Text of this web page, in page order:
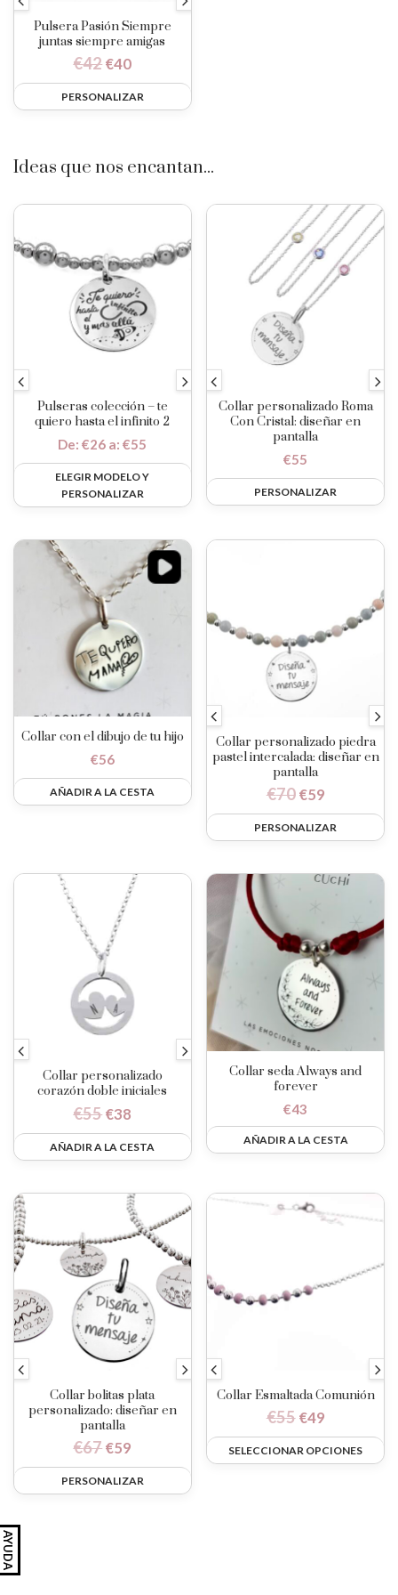
Pulsera Pasión Siempre
juntas siempre amigas
€42 €40
PERSONALIZAR
Ideas que nos encantan...
Pulseras colección – te
quiero hasta el infinito 2
De:€26 a:€55
ELEGIR MODELO Y
PERSONALIZAR
Collar personalizado Roma
Con Cristal: diseñar en
pantalla
€55
PERSONALIZAR
Collar con el dibujo de tu hijo
€56
AÑADIR A LA CESTA
Collar personalizado piedra
pastel intercalada: diseñar en
pantalla
€70 €59
PERSONALIZAR
Collar personalizado
corazón doble iniciales
€55 €38
AÑADIR A LA CESTA
Collar seda Always and
forever
€43
AÑADIR A LA CESTA
Collar bolitas plata
personalizado: diseñar en
pantalla
€67 €59
PERSONALIZAR
Collar Esmaltada Comunión
€55 €49
SELECCIONAR OPCIONES
AYUDA